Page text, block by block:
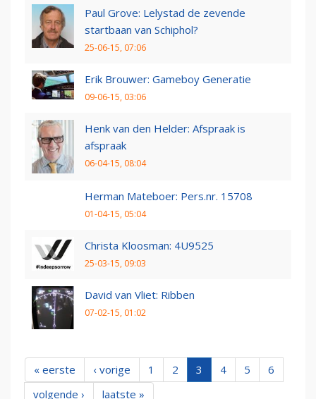
Paul Grove: Lelystad de zevende
startbaan van Schiphol?
25-06-15, 07:06
Erik Brouwer: Gameboy Generatie
09-06-15, 03:06
Henk van den Helder: Afspraak is
afspraak
06-04-15, 08:04
Herman Mateboer: Pers.nr. 15708
01-04-15, 05:04
Christa Kloosman: 4U9525
25-03-15, 09:03
David van Vliet: Ribben
07-02-15, 01:02
« eerste ‹ vorige 1 2 3 4 5
6
volgende ›
laatste »